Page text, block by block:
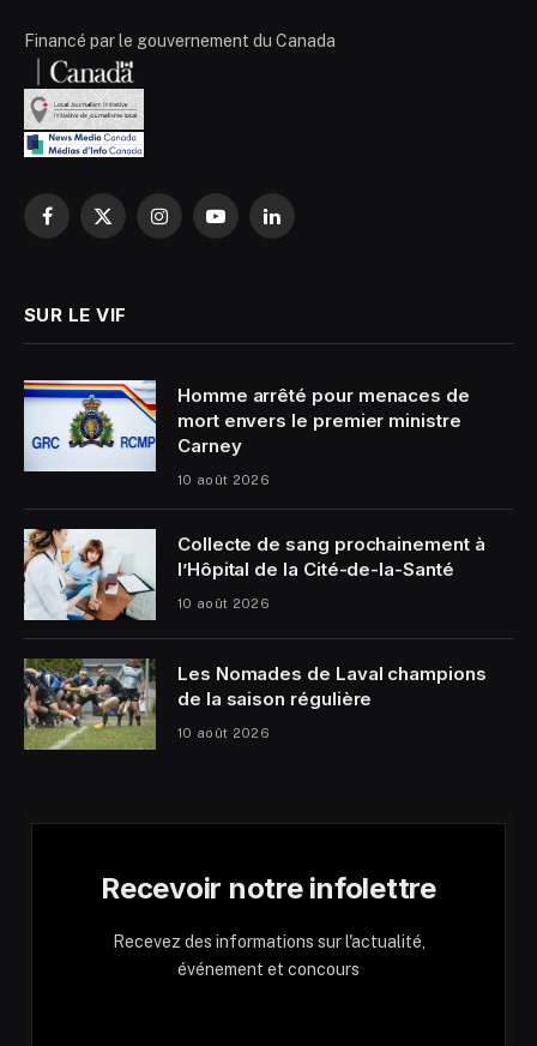
Financé par le gouvernement du Canada
Facebook
X
InstagramYouTubeLinkedIn
SUR LE VIF
Homme arrêté pour menaces de
mort envers le premier ministre
Carney
10 août 2026
Collecte de sang prochainement à
l’Hôpital de la Cité-de-la-Santé
10 août 2026
Les Nomades de Laval champions
de la saison régulière
10 août 2026
Recevoir notre infolettre
Recevez des informations sur l'actualité,
événement et concours